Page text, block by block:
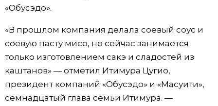
«Обусэдо».
«В прошлом компания делала соевый соус и
соевую пасту мисо, но сейчас занимается
только изготовлением сакэ и сладостей из
каштанов» — отметил Итимура Цугио,
президент компаний «Обусэдо» и «Масуити»,
семнадцатый глава семьи Итимура. —